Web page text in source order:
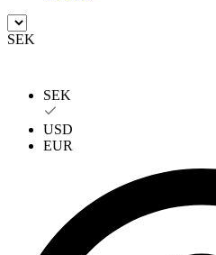
SEK
SEK
USD
EUR